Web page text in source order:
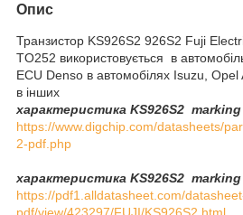
Опис
Транзистор KS926S2 926S2 Fuji
TO252 використовується в
ECU Denso в автомобілях Isuzu,
в інших
характеристика KS926S2
https://www.digchip.com/datasheets/
2-pdf.php
характеристика KS926S2
https://pdf1.alldatasheet.com/
pdf/view/423297/FUJI/KS926S2.html